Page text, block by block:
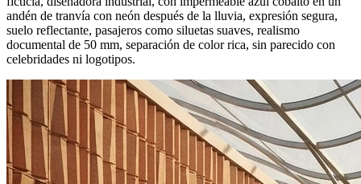
andén de tranvía con neón después de la lluvia, expresión segura,
suelo reflectante, pasajeros como siluetas suaves, realismo
documental de 50 mm, separación de color rica, sin parecido con
celebridades ni logotipos.